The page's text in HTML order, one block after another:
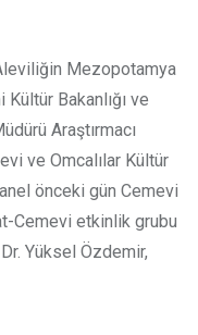
Mezopotamya
Bakanlığı ve
Araştırmacı
ve Omcalılar Kültür
önceki gün Cemevi
Cemevi etkinlik grubu
Yüksel Özdemir,